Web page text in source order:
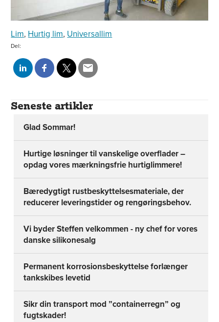
Lim, Hurtig lim, Universallim
Del:
Seneste artikler
Glad Sommar!
Hurtige løsninger til vanskelige overflader –
opdag vores mærkningsfrie hurtiglimmere!
Bæredygtigt rustbeskyttelsesmateriale, der
reducerer leveringstider og rengøringsbehov.
Vi byder Steffen velkommen - ny chef for vores
danske silikonesalg
Permanent korrosionsbeskyttelse forlænger
tankskibes levetid
Sikr din transport mod ”containerregn” og
fugtskader!